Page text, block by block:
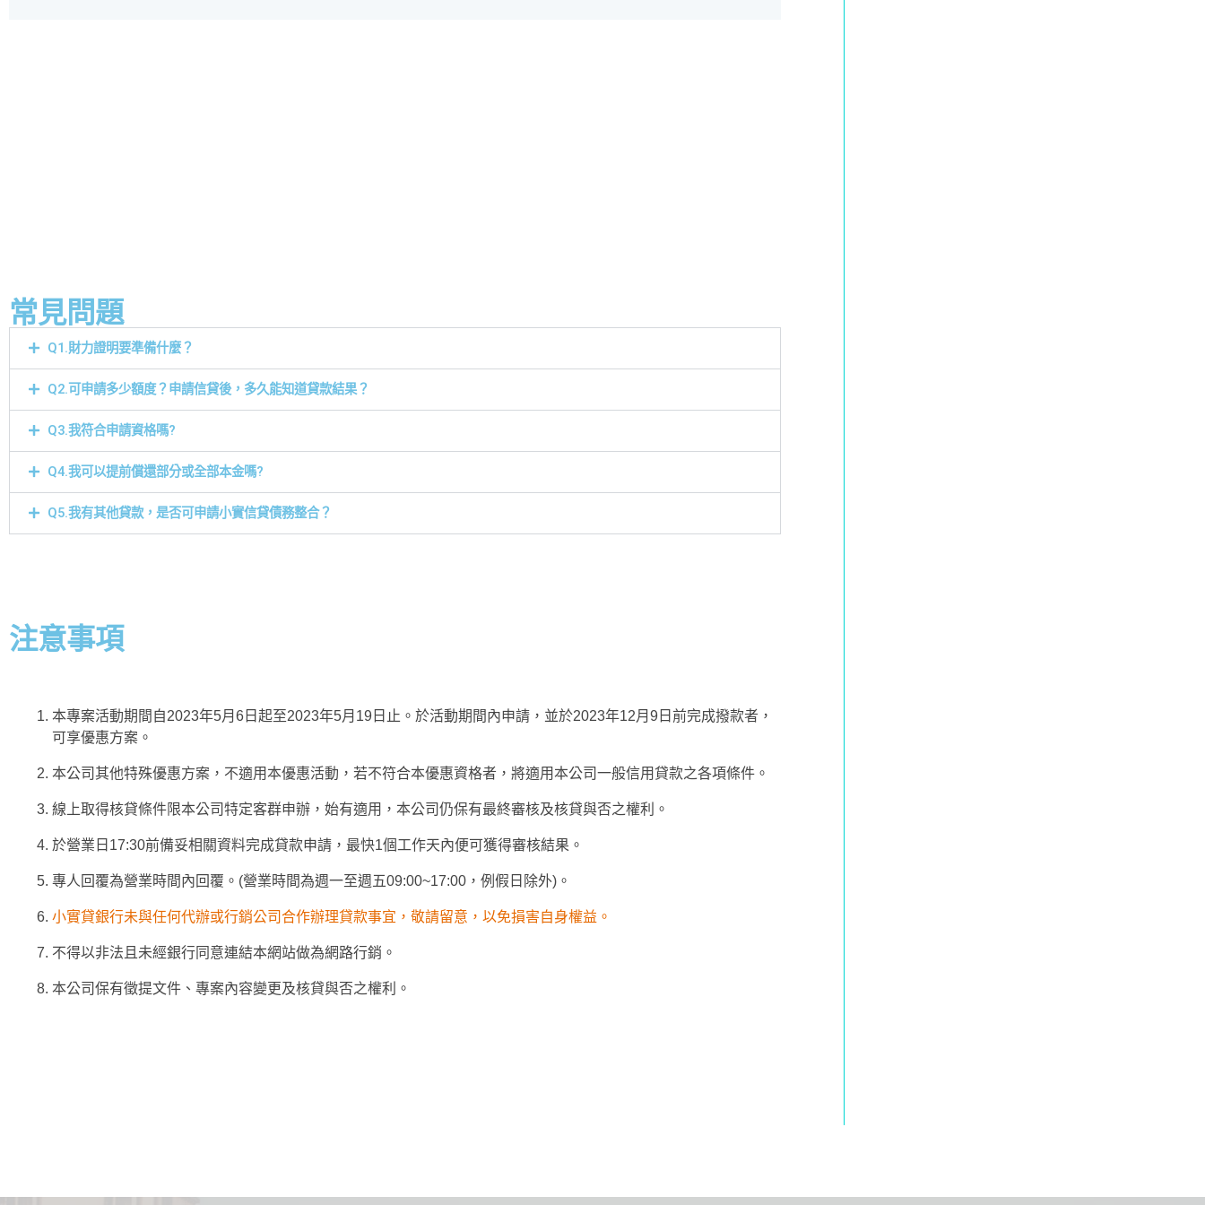
常見問題
Q1.財力證明要準備什麼？
Q2.可申請多少額度？申請信貸後，多久能知道貸款結果？
Q3.我符合申請資格嗎?
Q4.我可以提前償還部分或全部本金嗎?
Q5.我有其他貸款，是否可申請小實信貸債務整合？
注意事項
本專案活動期間自2023年5月6日起至2023年5月19日止。於活動期間內申請，並於2023年12月9日前完成撥款者，
可享優惠方案。
本公司其他特殊優惠方案，不適用本優惠活動，若不符合本優惠資格者，將適用本公司一般信用貸款之各項條件。
線上取得核貸條件限本公司特定客群申辦，始有適用，本公司仍保有最終審核及核貸與否之權利。
於營業日17:30前備妥相關資料完成貸款申請，最快1個工作天內便可獲得審核結果。
專人回覆為營業時間內回覆。(營業時間為週一至週五09:00~17:00，例假日除外)。
小實貸銀行未與任何代辦或行銷公司合作辦理貸款事宜，敬請留意，以免損害自身權益。
不得以非法且未經銀行同意連結本網站做為網路行銷。
本公司保有徵提文件、專案內容變更及核貸與否之權利。